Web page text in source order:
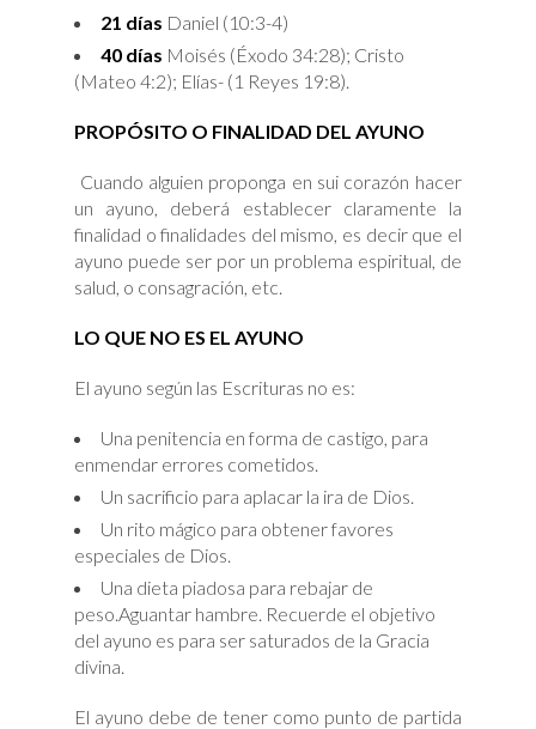
21 días Daniel (10:3-4)
40 días Moisés (Éxodo 34:28); Cristo
(Mateo 4:2); Elías- (1 Reyes 19:8).
PROPÓSITO O FINALIDAD DEL AYUNO
Cuando alguien proponga en sui corazón hacer
un ayuno, deberá establecer claramente la
finalidad o finalidades del mismo, es decir que el
ayuno puede ser por un problema espiritual, de
salud, o consagración, etc.
LO QUE NO ES EL AYUNO
El ayuno según las Escrituras no es:
Una penitencia en forma de castigo, para
enmendar errores cometidos.
Un sacrificio para aplacar la ira de Dios.
Un rito mágico para obtener favores
especiales de Dios.
Una dieta piadosa para rebajar de
peso.Aguantar hambre. Recuerde el objetivo
del ayuno es para ser saturados de la Gracia
divina.
El ayuno debe de tener como punto de partida